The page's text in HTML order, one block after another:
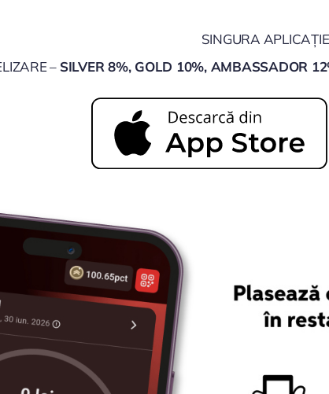
SINGURA
– SILVER 8%, GOLD 10%, AMBASSADOR